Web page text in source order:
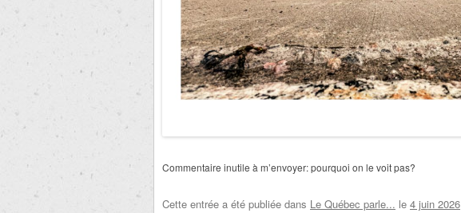
Commentaire inutile à m’envoyer: pourquoi on le voit pas?
Cette entrée a été publiée dans Le Québec parle... le 4 juin 2026